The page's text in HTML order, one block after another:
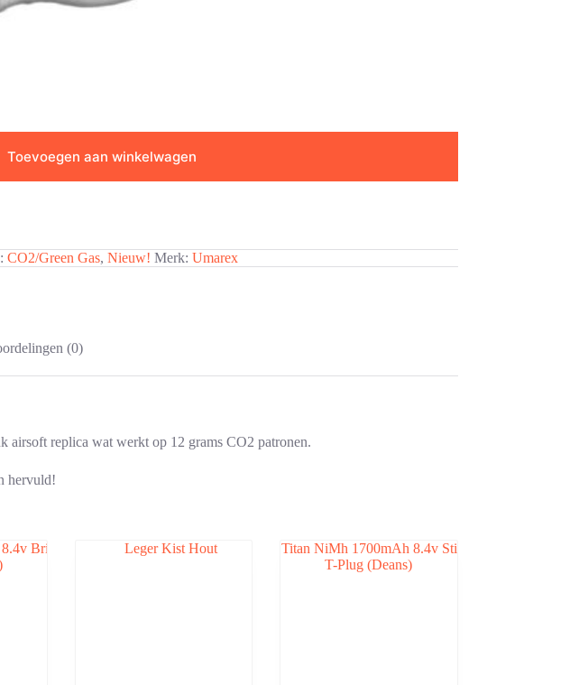
Toevoegen aan winkelwagen
CO2/Green Gas,Nieuw! Merk:Umarex
(0)
airsoft replica wat werkt op 12 grams CO2 patronen.
hervuld!